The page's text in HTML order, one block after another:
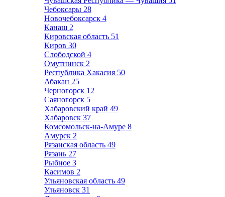
Чебоксары 28
Новочебоксарск 4
Канаш 2
Кировская область 51
Киров 30
Слободской 4
Омутнинск 2
Республика Хакасия 50
Абакан 25
Черногорск 12
Саяногорск 5
Хабаровский край 49
Хабаровск 37
Комсомольск-на-Амуре 8
Амурск 2
Рязанская область 49
Рязань 27
Рыбное 3
Касимов 2
Ульяновская область 49
Ульяновск 31